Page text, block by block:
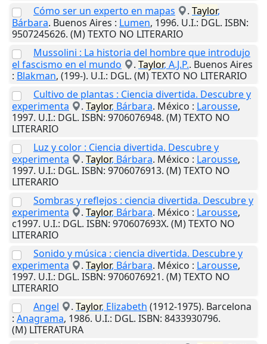
Cómo ser un experto en mapas
. Taylor,
Bárbara. Buenos Aires : Lumen, 1996. U.I.: DGL. ISBN:
9507245626. (M) TEXTO NO LITERARIO
Mussolini : La historia del hombre que introdujo
el fascismo en el mundo
. Taylor, A.J.P.. Buenos Aires
: Blakman, (199-). U.I.: DGL. (M) TEXTO NO LITERARIO
Cultivo de plantas : Ciencia divertida. Descubre y
experimenta
. Taylor, Bárbara. México : Larousse,
1997. U.I.: DGL. ISBN: 9706076948. (M) TEXTO NO
LITERARIO
Luz y color : Ciencia divertida. Descubre y
experimenta
. Taylor, Bárbara. México : Larousse,
1997. U.I.: DGL. ISBN: 9706076913. (M) TEXTO NO
LITERARIO
Sombras y reflejos : ciencia divertida. Descubre y
experimenta
. Taylor, Bárbara. México : Larousse,
c1997. U.I.: DGL. ISBN: 970607693X. (M) TEXTO NO
LITERARIO
Sonido y música : ciencia divertida. Descubre y
experimenta
. Taylor, Bárbara. México : Larousse,
1997. U.I.: DGL. ISBN: 9706076921. (M) TEXTO NO
LITERARIO
Angel
. Taylor, Elizabeth (1912-1975). Barcelona
: Anagrama, 1986. U.I.: DGL. ISBN: 8433930796.
(M) LITERATURA